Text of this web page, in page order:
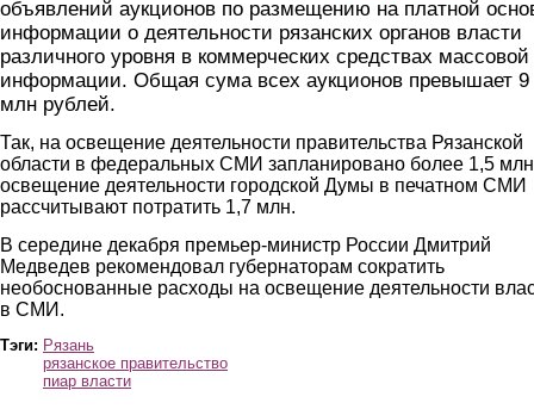
объявлений аукционов по размещению на платной
информации о деятельности рязанских органов власти
различного уровня в коммерческих средствах массовой
информации. Общая сума всех аукционов превышает 9
млн рублей.
Так, на освещение деятельности правительства Рязанской
области в федеральных СМИ запланировано более 1,5
освещение деятельности городской Думы в печатном СМИ
рассчитывают потратить 1,7 млн.
В середине декабря премьер-министр России Дмитрий
Медведев рекомендовал губернаторам сократить
необоснованные расходы на освещение деятельности
в СМИ.
Тэги: Рязань
рязанское правительство
пиар власти